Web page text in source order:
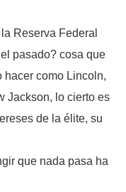
Reserva Federal
pasado? cosa que
hacer como Lincoln,
Jackson, lo cierto es
de la élite, su
que nada pasa ha